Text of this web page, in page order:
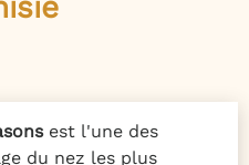
est l'une des
du nez les plus